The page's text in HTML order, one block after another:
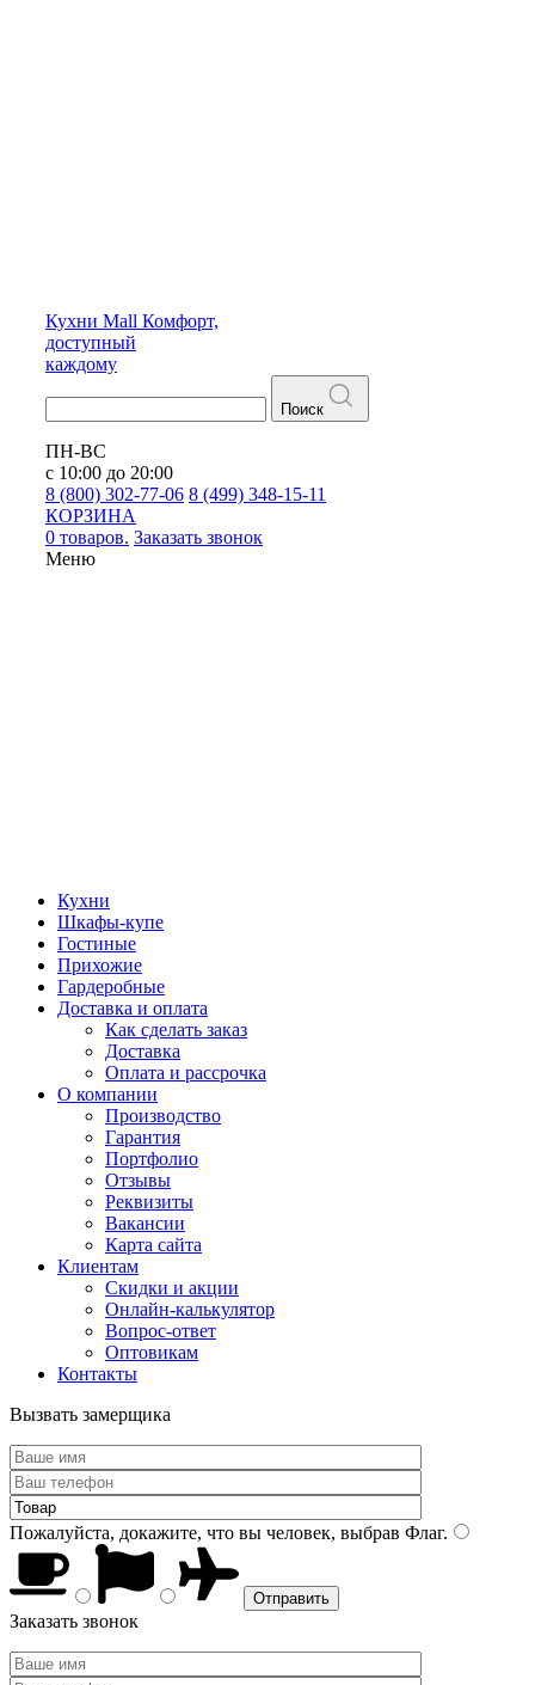
Кухни Mall Комфорт,
доступный
каждому
Поиск
ПН-ВС
с 10:00 до 20:00
8 (800) 302-77-06 8 (499) 348-15-11
КОРЗИНА
0 товаров. Заказать звонок
Меню
Кухни
Шкафы-купе
Гостиные
Прихожие
Гардеробные
Доставка и оплата
Как сделать заказ
Доставка
Оплата и рассрочка
О компании
Производство
Гарантия
Портфолио
Отзывы
Реквизиты
Вакансии
Карта сайта
Клиентам
Скидки и акции
Онлайн-калькулятор
Вопрос-ответ
Оптовикам
Контакты
Вызвать замерщика
Пожалуйста, докажите, что вы человек, выбрав Флаг.
Заказать звонок